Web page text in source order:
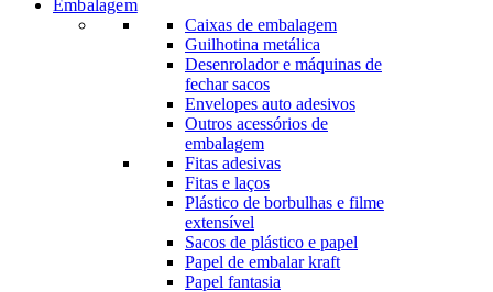
Embalagem
Caixas de embalagem
Guilhotina metálica
Desenrolador e máquinas de
fechar sacos
Envelopes auto adesivos
Outros acessórios de
embalagem
Fitas adesivas
Fitas e laços
Plástico de borbulhas e filme
extensível
Sacos de plástico e papel
Papel de embalar kraft
Papel fantasia